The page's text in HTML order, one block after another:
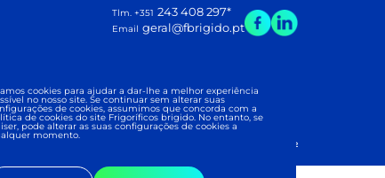
Tlm. +351 243 408 297*
Email geral@fbrigido.pt
BRIGIDO 2026
cookies para ajudar a dar-lhe a melhor experiência
no nosso site. Se continuar sem alterar suas
de cookies, assumimos que concorda com a
de cookies do site Frigoríficos brigido. No entanto, se
pode alterar as suas configurações de cookies a
momento.